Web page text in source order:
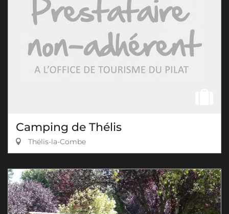
Camping de Thélis
Thélis-la-Combe